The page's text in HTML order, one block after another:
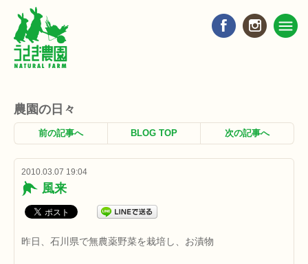
農園の日々
前の記事へ BLOG TOP 次の記事へ
2010.03.07 19:04
風来
昨日、石川県で無農薬野菜を栽培し、お漬物